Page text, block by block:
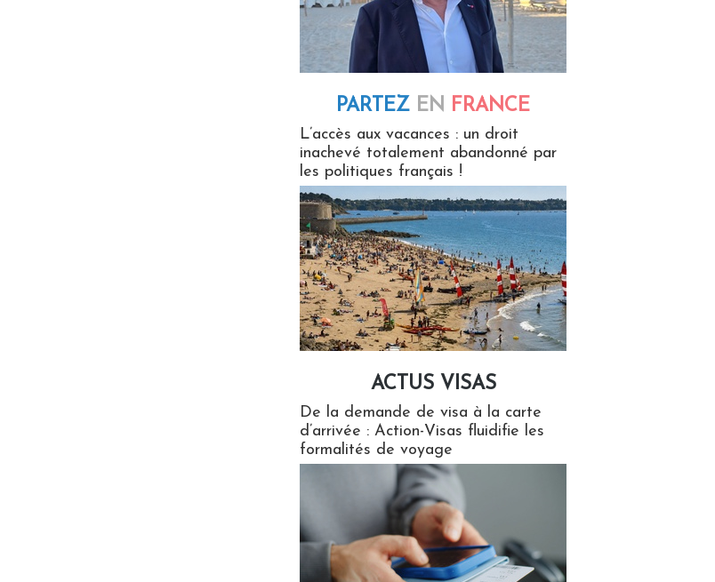
PARTEZ EN FRANCE
L’accès aux vacances : un droit
inachevé totalement abandonné par
les politiques français !
ACTUS VISAS
De la demande de visa à la carte
d’arrivée : Action-Visas fluidifie les
formalités de voyage